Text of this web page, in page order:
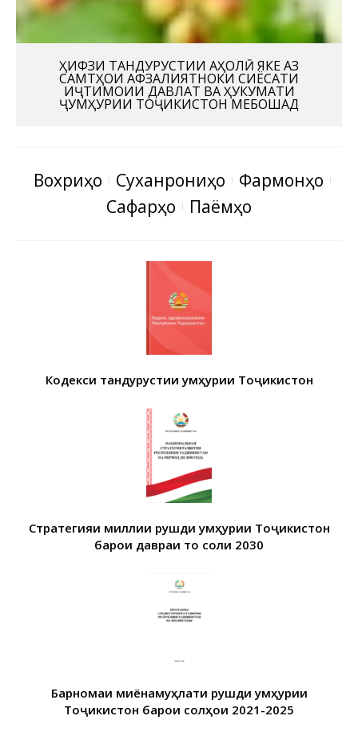
ҲИФЗИ ТАНДУРУСТИИ АҲОЛӢ ЯКЕ АЗ
САМТҲОИ АФЗАЛИЯТНОКИ СИЁСАТИ
ИҶТИМОИИ ДАВЛАТ ВА ҲУКУМАТИ
ҶУМҲУРИИ ТОҶИКИСТОН МЕБОШАД
Вохӯриҳо Суханрониҳо
Фармонҳо
Сафарҳо
Паёмҳо
Кодекси тандурустии Ҷумҳурии Тоҷикистон
Стратегияи миллии рушди Ҷумҳурии Тоҷикистон
барои давраи то соли 2030
Барномаи миёнамуҳлати рушди Ҷумҳурии
Тоҷикистон барои солҳои 2021-2025